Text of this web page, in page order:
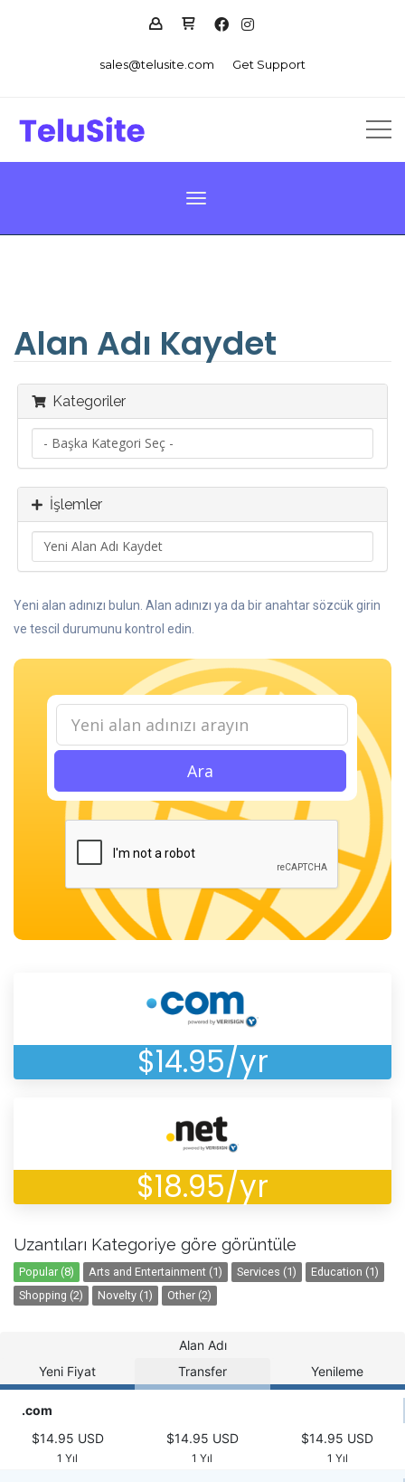
sales@telusite.com Get Support
Toggle navigation
Alan Adı Kaydet
Kategoriler
İşlemler
Yeni alan adınızı bulun. Alan adınızı ya da bir anahtar sözcük girin
ve tescil durumunu kontrol edin.
Ara
$14.95/yr
$18.95/yr
Uzantıları Kategoriye göre görüntüle
Popular (8) Arts and Entertainment (1) Services (1)
Education (1)
Shopping (2)
Novelty (1) Other (2)
Alan Adı
Yeni Fiyat
Transfer Yenileme
.com
$14.95 USD
1 Yıl
$14.95 USD
1 Yıl
$14.95 USD
1 Yıl